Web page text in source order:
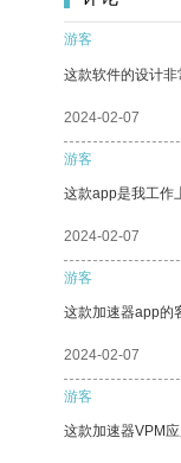
游客
这款软件的设计非
2024-02-07
游客
这款app是我工作
2024-02-07
游客
这款加速器app的
2024-02-07
游客
这款加速器VPM